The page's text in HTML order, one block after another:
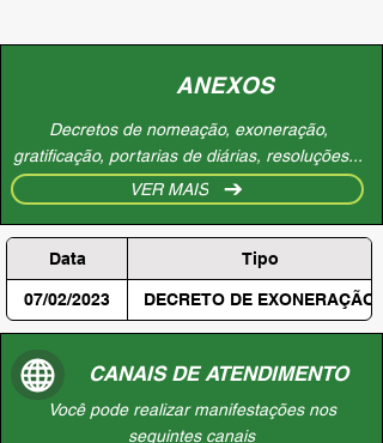
ANEXOS
Decretos de nomeação, exoneração,
gratificação, portarias de diárias, resoluções...
VER MAIS
Data Tipo
07/02/2023 DECRETO DE EXONERAÇÃO
CANAIS DE ATENDIMENTO
Você pode realizar manifestações nos
seguintes canais